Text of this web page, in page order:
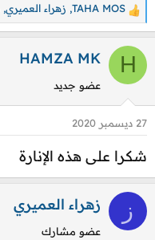
ا
ل
ت
ع
ل
ت
:
TAHA MOS
, زهراء العميري,
H
HAMZA MK
عضو جديد
27 ديسمبر 2020
شكرا على هذه الإنارة
ز زهراء العميري
عضو مشارك